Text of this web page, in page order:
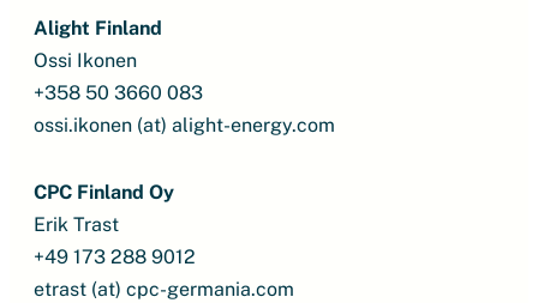
Alight Finland
Ossi Ikonen
+358 50 3660 083
ossi.ikonen (at) alight-energy.com
CPC Finland Oy
Erik Trast
+49 173 288 9012
etrast (at) cpc-germania.com